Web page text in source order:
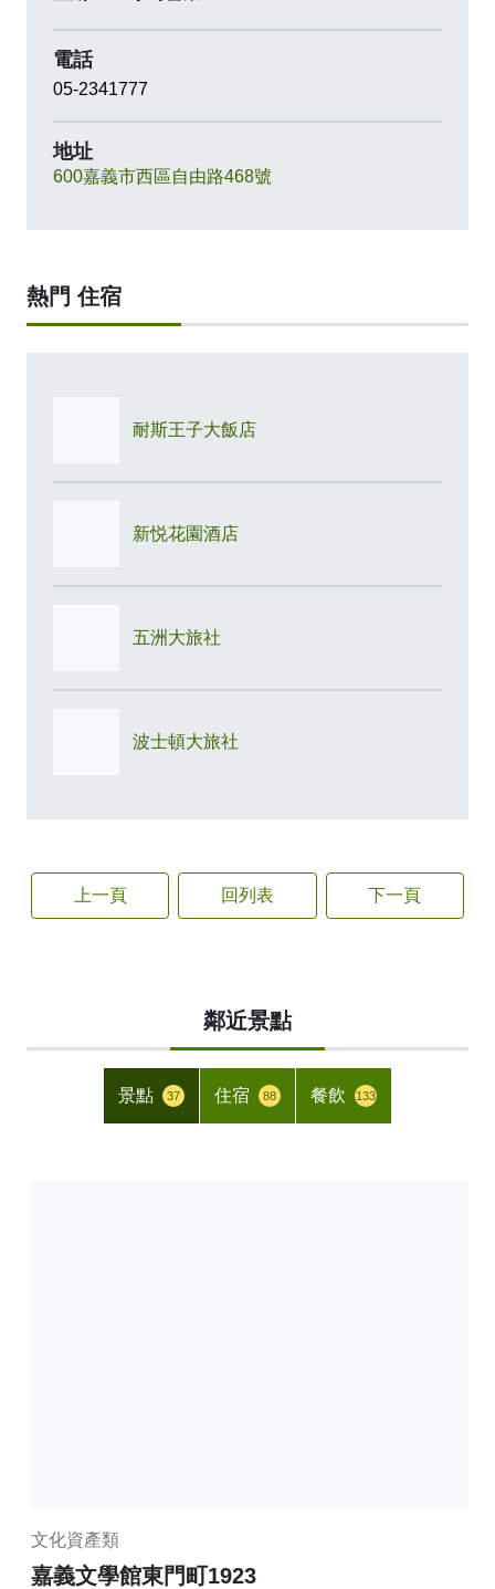
電話
05-2341777
地址
600嘉義市西區自由路468號
熱門 住宿
耐斯王子大飯店
新悦花園酒店
五洲大旅社
波士頓大旅社
上一頁 回列表 下一頁
鄰近景點
景點 37
文化資產類
嘉義文學館東門町1923
住宿 88 餐飲 133